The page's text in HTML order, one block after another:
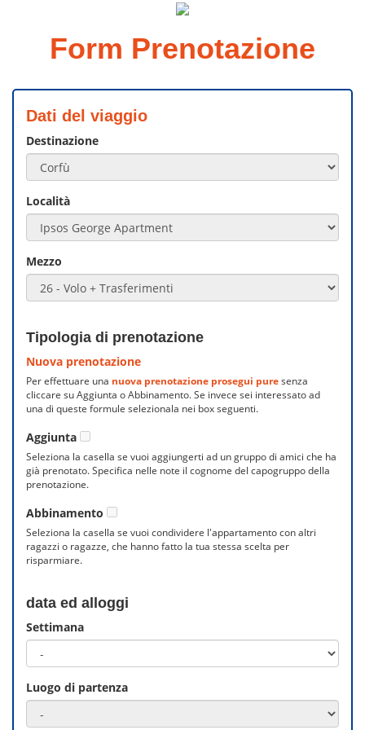
Form Prenotazione
Dati del viaggio
Destinazione
Località
Mezzo
Tipologia di prenotazione
Nuova prenotazione
Per effettuare una nuova prenotazione prosegui puresenza
cliccare su Aggiunta o Abbinamento. Se invece sei interessato ad
una di queste formule selezionala nei box seguenti.
Aggiunta
Seleziona la casella se vuoi aggiungerti ad un gruppo di amici che ha
già prenotato. Specifica nelle note il cognome del capogruppo della
prenotazione.
Abbinamento
Seleziona la casella se vuoi condividere l'appartamento con altri
ragazzi o ragazze, che hanno fatto la tua stessa scelta per
risparmiare.
data ed alloggi
Settimana
Luogo di partenza